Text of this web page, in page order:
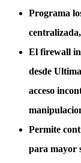
Programa
centralizada
El firewall
desde
acceso
Permite
para mayor